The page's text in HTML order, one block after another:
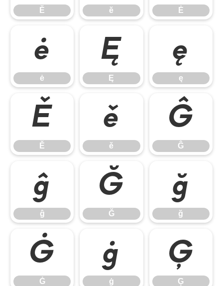
Ĕ ĕ Ė
ė
ė
Ę
Ę
ę
ę
Ě
Ě
ě
ě
Ĝ
Ĝ
ĝ
ĝ
Ğ
Ğ
ğ
ğ
Ġ
Ġ
ġ
ġ
Ģ
Ģ